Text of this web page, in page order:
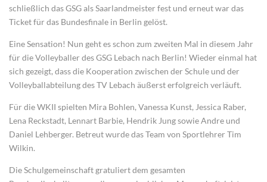
schließlich das GSG als Saarlandmeister fest und erneut war das
Ticket für das Bundesfinale in Berlin gelöst.
Eine Sensation! Nun geht es schon zum zweiten Mal in diesem Jahr
für die Volleyballer des GSG Lebach nach Berlin! Wieder einmal hat
sich gezeigt, dass die Kooperation zwischen der Schule und der
Volleyballabteilung des TV Lebach äußerst erfolgreich verläuft.
Für die WKII spielten Mira Bohlen, Vanessa Kunst, Jessica Raber,
Lena Reckstadt, Lennart Barbie, Hendrik Jung sowie Andre und
Daniel Lehberger. Betreut wurde das Team von Sportlehrer Tim
Wilkin.
Die Schulgemeinschaft gratuliert dem gesamten